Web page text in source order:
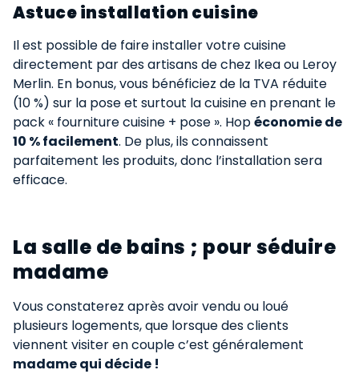
Astuce installation cuisine​​
Il est possible de faire installer votre cuisine
directement par des artisans de chez Ikea ou Leroy
Merlin. En bonus, vous bénéficiez de la TVA réduite
(10 %) sur la pose et surtout la cuisine en prenant le
pack « fourniture cuisine + pose ». Hopéconomie de
10 % facilement. De plus, ils connaissent
parfaitement les produits, donc l’installation sera
efficace.
La salle de bains ; pour séduire
madame​
Vous constaterez après avoir vendu ou loué
plusieurs logements, que lorsque des clients
viennent visiter en couple c’est généralement
madame qui décide !